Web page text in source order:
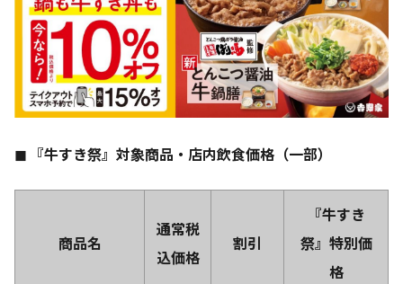
◼ 『牛すき祭』対象商品・店内飲食価格（一部）
商品名
通常税
込価格
割引
『牛すき
祭』特別価
格